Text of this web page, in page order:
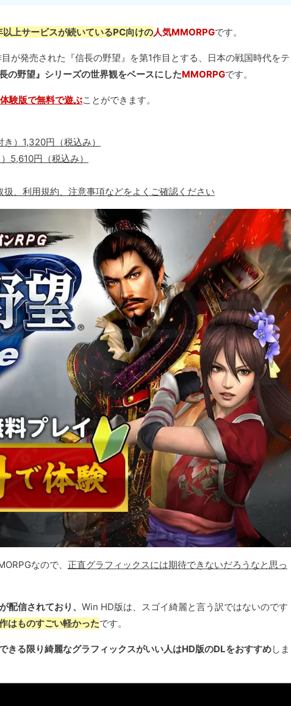
上サービスが続いているPC向けの人気MMORPGです。
が発売された『信長の野望』を第1作目とする、日本の戦国時代をテ
長の野望』シリーズの世界観をベースにしたMMORPGです。
験版で無料で遊ぶことができます。
）1,320円（税込み）
5,610円（税込み）
、利用規約、注意事項などをよくご確認ください
なので、 正直グラフィックスには期待できないだろうなと思っ
信されており、 Win HD版は、スゴイ綺麗と言う訳ではないのです
はものすごい軽かったです。
きる限り綺麗なグラフィックスがいい人はHD版のDLをおすすめしま